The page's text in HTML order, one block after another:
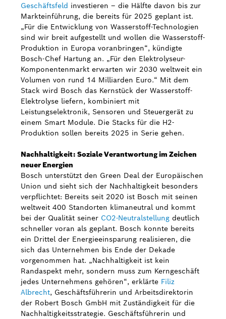
Geschäftsfeld investieren – die Hälfte davon bis zur
Markteinführung, die bereits für 2025 geplant ist.
„Für die Entwicklung von Wasserstoff-Technologien
sind wir breit aufgestellt und wollen die Wasserstoff-
Produktion in Europa voranbringen“, kündigte
Bosch-Chef Hartung an. „Für den Elektrolyseur-
Komponentenmarkt erwarten wir 2030 weltweit ein
Volumen von rund 14 Milliarden Euro.“ Mit dem
Stack wird Bosch das Kernstück der Wasserstoff-
Elektrolyse liefern, kombiniert mit
Leistungselektronik, Sensoren und Steuergerät zu
einem Smart Module. Die Stacks für die H2-
Produktion sollen bereits 2025 in Serie gehen.
Nachhaltigkeit: Soziale Verantwortung im Zeichen
neuer Energien
Bosch unterstützt den Green Deal der Europäischen
Union und sieht sich der Nachhaltigkeit besonders
verpflichtet: Bereits seit 2020 ist Bosch mit seinen
weltweit 400 Standorten klimaneutral und kommt
bei der Qualität seiner CO2-Neutralstellung deutlich
schneller voran als geplant. Bosch konnte bereits
ein Drittel der Energieeinsparung realisieren, die
sich das Unternehmen bis Ende der Dekade
vorgenommen hat. „Nachhaltigkeit ist kein
Randaspekt mehr, sondern muss zum Kerngeschäft
jedes Unternehmens gehören“, erklärte Filiz
Albrecht, Geschäftsführerin und Arbeitsdirektorin
der Robert Bosch GmbH mit Zuständigkeit für die
Nachhaltigkeitsstrategie. Geschäftsführerin und